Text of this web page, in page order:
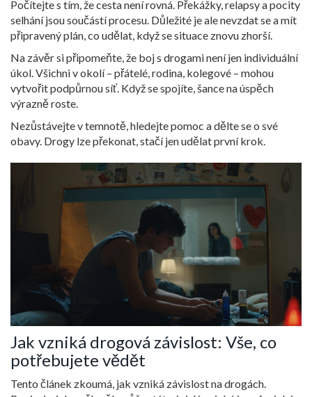
Počítejte s tím, že cesta není rovná. Překážky, relapsy a pocity
selhání jsou součástí procesu. Důležité je ale nevzdat se a mít
připravený plán, co udělat, když se situace znovu zhorší.
Na závěr si připomeňte, že boj s drogami není jen individuální
úkol. Všichni v okolí – přátelé, rodina, kolegové – mohou
vytvořit podpůrnou síť. Když se spojíte, šance na úspěch
výrazně roste.
Nezůstávejte v temnotě, hledejte pomoc a dělte se o své
obavy. Drogy lze překonat, stačí jen udělat první krok.
Jak vzniká drogová závislost: Vše, co
potřebujete vědět
Tento článek zkoumá, jak vzniká závislost na drogách.